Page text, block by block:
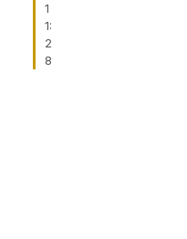
1
1:
2
8